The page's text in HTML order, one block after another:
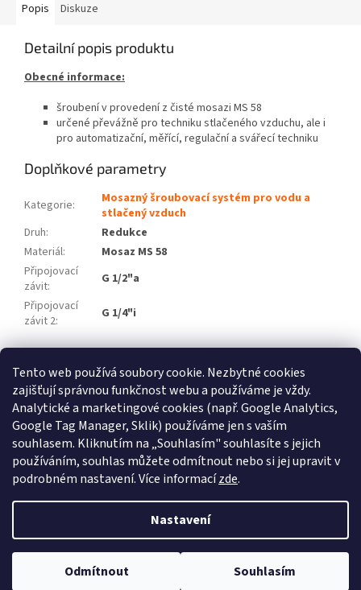
Tento web používá soubory cookie. Nezbytné cookies
zajišťují správnou funkčnost webu a používáme je vždy.
Analytické a marketingové cookies (např. Google Analytics,
Google Tag Manager, Sklik) používáme jen s vaším
souhlasem. Kliknutím na „Souhlasím" souhlasíte s jejich
používáním, souhlas můžete odmítnout nebo si jej upravit v
podrobném nastavení. Více informacízde.
Nastavení
Odmítnout Souhlasím
Popis Diskuze
Detailní popis produktu
Obecné informace:
šroubení v provedení z čisté mosazi MS 58
určené převážně pro techniku stlačeného vzduchu, ale i
pro automatizační, měřící, regulační a svářecí techniku
Doplňkové parametry
Kategorie:
Mosazný šroubovací systém pro vodu a
stlačený vzduch
Druh:
Redukce
Materiál:
Mosaz MS 58
Připojovací
závit:
G 1/2"a
Připojovací
závit 2: G 1/4"i
Atlas Copco Schneider Airsystems ATMOS BEKO Technologies
METAL WORK Pneumatic Inaircom
Atlas Copco
Copyright 2026ELKOM - kompresory s.r.o.. Všechna práva
vyhrazena.
Upravit nastavení cookies